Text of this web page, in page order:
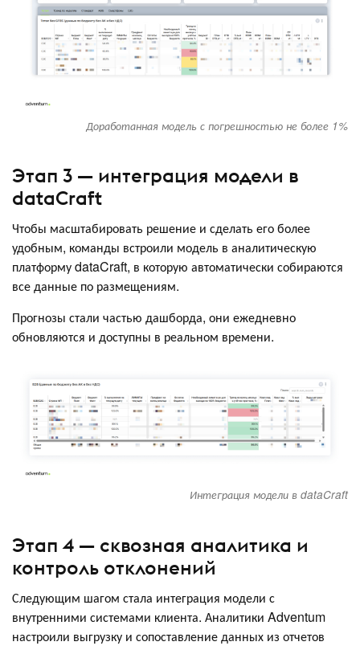
Доработанная модель с погрешностью не более 1%
Этап 3 — интеграция модели в
dataCraft
Чтобы масштабировать решение и сделать его более
удобным, команды встроили модель в аналитическую
платформу dataCraft, в которую автоматически собираются
все данные по размещениям.
Прогнозы стали частью дашборда, они ежедневно
обновляются и доступны в реальном времени.
Интеграция модели в dataCraft
Этап 4 — сквозная аналитика и
контроль отклонений
Следующим шагом стала интеграция модели с
внутренними системами клиента. Аналитики Adventum
настроили выгрузку и сопоставление данных из отчетов